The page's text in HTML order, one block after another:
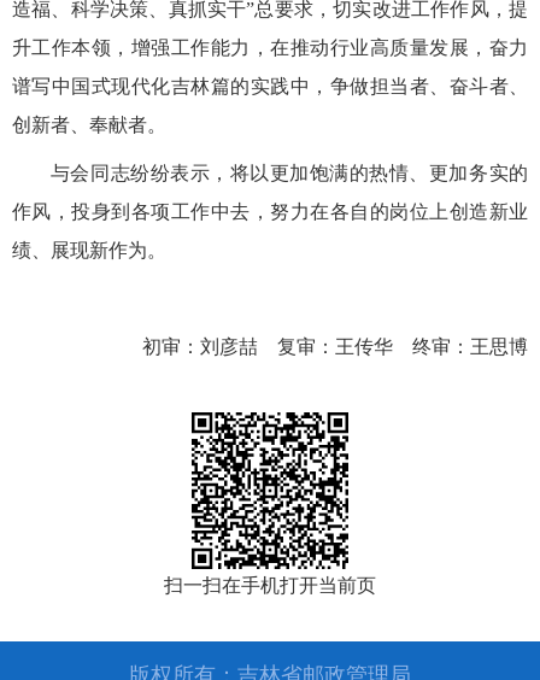
造福、科学决策、真抓实干”总要求，切实改进工作作风，提
升工作本领，增强工作能力 ，在推动行业高质量发展， 奋力
谱写中国式现代化吉林篇的实践中，争做担当者、奋斗者、
创新者、奉献者。
与会同志纷纷表示，将以更加饱满的热情、更加务实的
作风，投身到各项工作中去，努力在各自的岗位上创造新业
绩、展现新作为。
初审：刘彦喆 复审：王传华 终审：王思博
扫一扫在手机打开当前页
版权所有：吉林省邮政管理局